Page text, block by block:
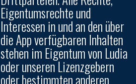
Eigentumsrechte und
Interessen in und an den über
die App verfügbaren Inhalten
stehen im Eigentum von Ludia
oder unseren Lizenzgebern
oder bestimmten anderen